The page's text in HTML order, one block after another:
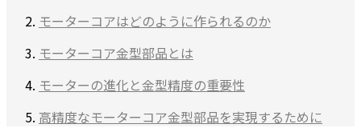
モーターコアはどのように作られるのか
モーターコア金型部品とは
モーターの進化と金型精度の重要性
高精度なモーターコア金型部品を実現するために